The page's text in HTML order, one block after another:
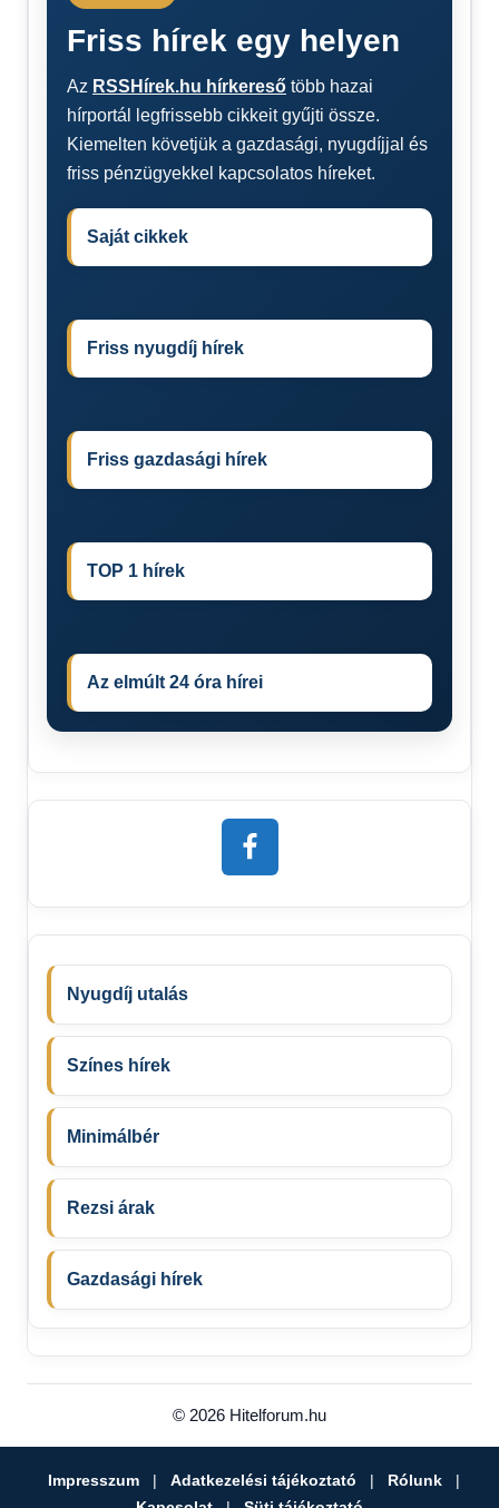
Friss hírek egy helyen
Az RSSHírek.hu hírkereső több hazai
hírportál legfrissebb cikkeit gyűjti össze.
Kiemelten követjük a gazdasági, nyugdíjjal és
friss pénzügyekkel kapcsolatos híreket.
Saját cikkek
Friss nyugdíj hírek
Friss gazdasági hírek
TOP 1 hírek
Az elmúlt 24 óra hírei
Nyugdíj utalás
Színes hírek
Minimálbér
Rezsi árak
Gazdasági hírek
© 2026 Hitelforum.hu
Impresszum | Adatkezelési tájékoztató | Rólunk
|